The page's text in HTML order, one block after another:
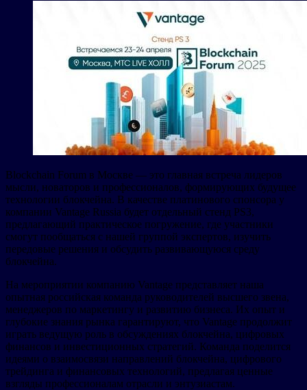
Blockchain Forum в Москве — это главная встреча лидеров
мысли, новаторов и профессионалов, формирующих будущее
технологии блокчейна. В качестве платинового спонсора у
компании Vantage Russia будет отдельный стенд PS3,
предлагающий практическое погружение, где участники
смогут пообщаться с нашей группой экспертов, изучить
передовые решения и обсудить развивающуюся среду
блокчейна.
На мероприятии компанию Vantage представляет наша
опытная российская команда руководителей высшего звена,
менеджеров по маркетингу и развитию бизнеса. Их опыт и
глубокие знания рынка гарантируют, что Vantage продолжит
играть ведущую роль в обсуждениях блокчейна, цифровых
финансов и инвестиционных стратегий. Команда поделится
идеями о взаимосвязи направлений блокчейна, цифрового
трейдинга и финансовых технологий, предлагая ценные
взгляды профессионалам отрасли и энтузиастам.